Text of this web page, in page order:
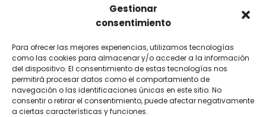
Gestionar
consentimiento
Para ofrecer las mejores experiencias, utilizamos tecnologías
como las cookies para almacenar y/o acceder a la información
del dispositivo. El consentimiento de estas tecnologías nos
permitirá procesar datos como el comportamiento de
navegación o las identificaciones únicas en este sitio. No
consentir o retirar el consentimiento, puede afectar negativamente
a ciertas características y funciones.